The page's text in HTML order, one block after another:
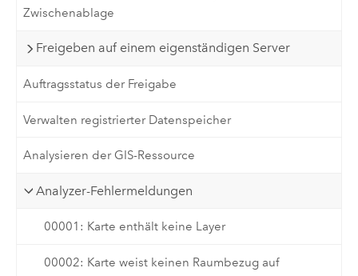
Zwischenablage
Freigeben auf einem eigenständigen Server
Auftragsstatus der Freigabe
Verwalten registrierter Datenspeicher
Analysieren der GIS-Ressource
Analyzer-Fehlermeldungen
00001: Karte enthält keine Layer
00002: Karte weist keinen Raumbezug auf